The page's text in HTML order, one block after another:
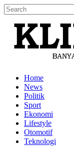
Home
News
Politik
Sport
Ekonomi
Lifestyle
Otomotif
Teknologi